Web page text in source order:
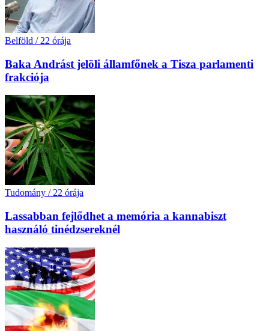
Belföld / 22 órája
Baka Andrást jelöli államfőnek a Tisza parlamenti
frakciója
Tudomány / 22 órája
Lassabban fejlődhet a memória a kannabiszt
használó tinédzsereknél